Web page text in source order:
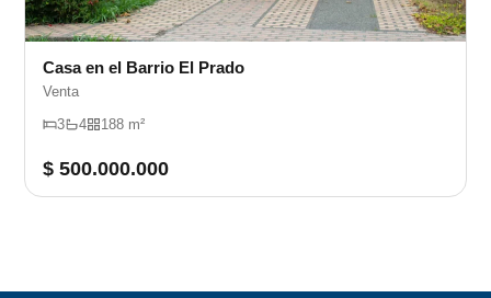
Casa en el Barrio El Prado
Venta
3 4 188 m²
$ 500.000.000